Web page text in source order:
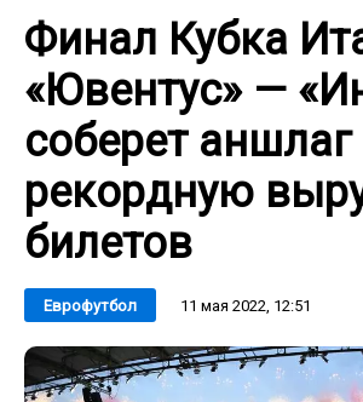
Финал Кубка
«Ювентус» —
соберет аншлаг
рекордную
билетов
Еврофутбол 11 мая 2022, 12:51